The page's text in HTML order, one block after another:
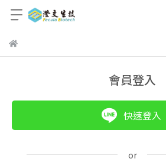
會員登入
快速登入